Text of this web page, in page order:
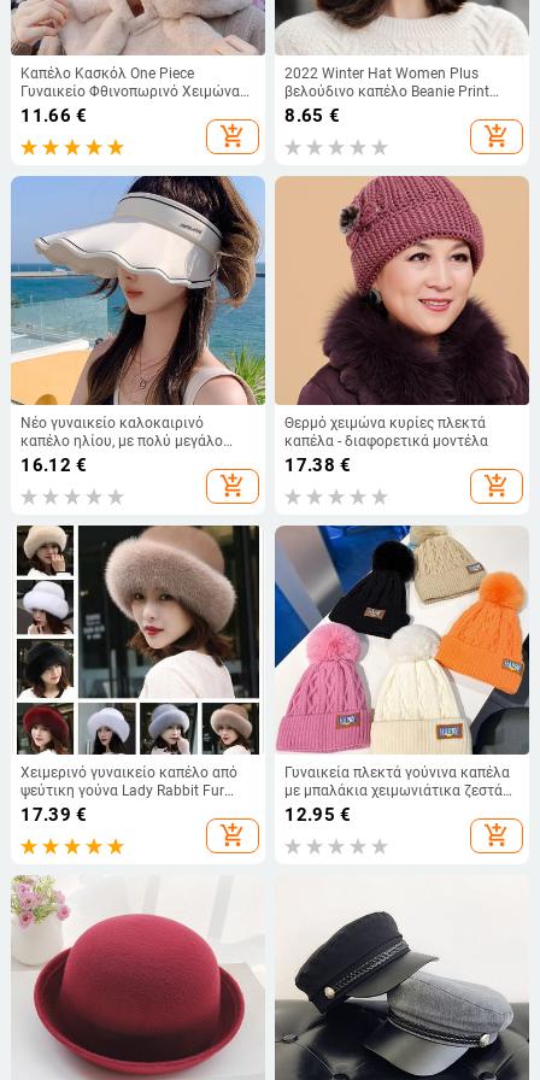
Καπέλο Κασκόλ One Piece
Γυναικείο Φθινοπωρινό Χειμώνα
Απομίμηση Κουνελιού Μαλλιά
Αντιανεμικό και ανθεκτικό στο
11.66 €
add_shopping_cart
2022 Winter Hat Women Plus
βελούδινο καπέλο Beanie Print
Ζεστό κόκκινο μόδα Καπέλα Gorro
8.65 €
add_shopping_cart
Νέο γυναικείο καλοκαιρινό
καπέλο ηλίου, με πολύ μεγάλο
γείσο, προστατευτική ζελατίνα UV,
16.12 €
add_shopping_cart
Θερμό χειμώνα κυρίες πλεκτά
καπέλα - διαφορετικά μοντέλα
17.38 €
add_shopping_cart
Χειμερινό γυναικείο καπέλο από
ψεύτικη γούνα Lady Rabbit Fur
Ζεστό καπέλο με Ωτοασπίδες από
17.39 €
add_shopping_cart
Γυναικεία πλεκτά γούνινα καπέλα
με μπαλάκια χειμωνιάτικα ζεστά
βελούδινα θερμικά παχύρρευστα
εξωτερικούς χώρους αντιανεμικά
12.95 €
add_shopping_cart